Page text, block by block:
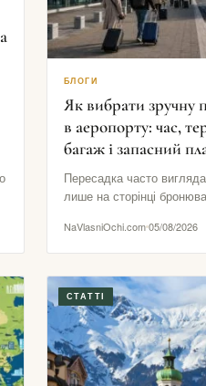
БЛОГИ
Як вибрати зручну
в аеропорту: час,
багаж і запасний
Пересадка часто
лише на сторінці
вилітає, а між ними
залишається…
NaVlasniOchi.com05/08/2026
СТАТТІ